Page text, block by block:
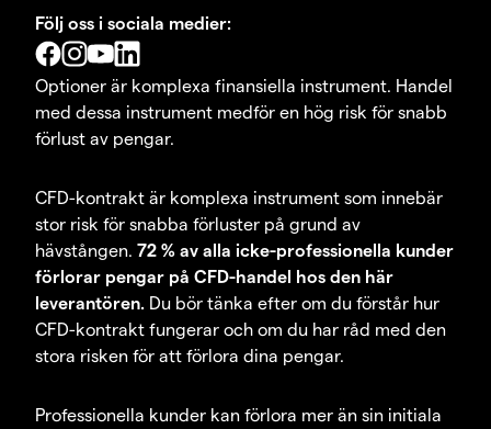
Följ oss i sociala medier:
Optioner är komplexa finansiella instrument. Handel
med dessa instrument medför en hög risk för snabb
förlust av pengar.
CFD-kontrakt är komplexa instrument som innebär
stor risk för snabba förluster på grund av
hävstången. 72 % av alla icke-professionella kunder
förlorar pengar på CFD-handel hos den här
leverantören. Du bör tänka efter om du förstår hur
CFD-kontrakt fungerar och om du har råd med den
stora risken för att förlora dina pengar.
Professionella kunder kan förlora mer än sin initiala